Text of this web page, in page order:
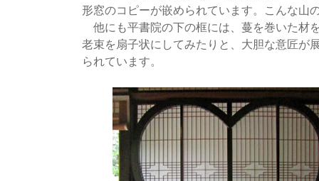
形窓のコピーが嵌められています。こんな山
他にも平書院の下の框には、蔓を巻いた材
老束を扇子状にしてみたりと、大胆な意匠が
られています。